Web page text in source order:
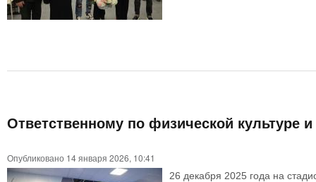
Ответственному по физической культуре
Опубликовано 14 января 2026, 10:41
26 декабря 2025 года на